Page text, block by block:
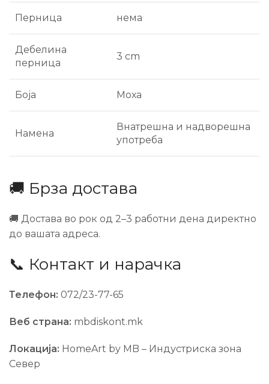
Перница нема
Дебелина
перница
3 cm
Боја Моха
Намена
Внатрешна и надворешна
употреба
🚚 Брза достава
🚚 Достава во рок од 2–3 работни дена директно
до вашата адреса.
📞 Контакт и нарачка
Телефон: 072/23-77-65
Веб страна: mbdiskont.mk
Локација: HomeArt by MB – Индустриска зона
Север